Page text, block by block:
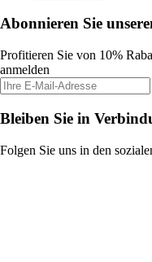
Abonnieren Sie
Profitieren Sie von 10%
anmelden
Bleiben Sie in
Folgen Sie uns in den